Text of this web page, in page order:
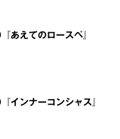
あえてのロースペ』
インナーコンシャス』